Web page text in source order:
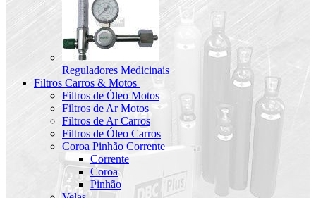
Reguladores Medicinais
Filtros Carros & Motos
Filtros de Óleo Motos
Filtros de Ar Motos
Filtros de Ar Carros
Filtros de Óleo Carros
Coroa Pinhão Corrente
Corrente
Coroa
Pinhão